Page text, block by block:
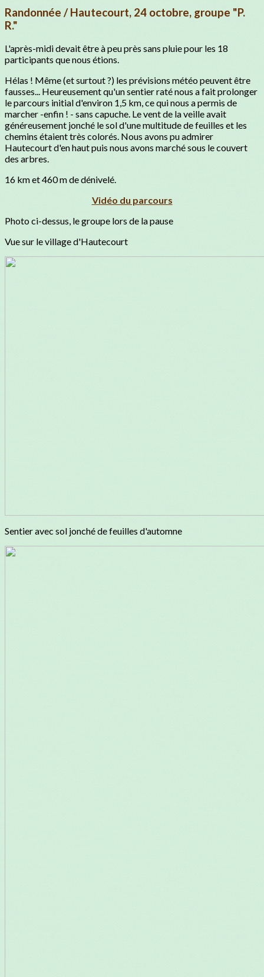
Randonnée / Hautecourt, 24 octobre, groupe "P.
R."
L'après-midi devait être à peu près sans pluie pour les 18
participants que nous étions.
Hélas ! Même (et surtout ?) les prévisions météo peuvent être
fausses... Heureusement qu'un sentier raté nous a fait prolonger
le parcours initial d'environ 1,5 km, ce qui nous a permis de
marcher -enfin ! - sans capuche. Le vent de la veille avait
généreusement jonché le sol d'une multitude de feuilles et les
chemins étaient très colorés. Nous avons pu admirer
Hautecourt d'en haut puis nous avons marché sous le couvert
des arbres.
16 km et 460 m de dénivelé.
Vidéo du parcours
Photo ci-dessus, le groupe lors de la pause
Vue sur le village d'Hautecourt
Sentier avec sol jonché de feuilles d'automne